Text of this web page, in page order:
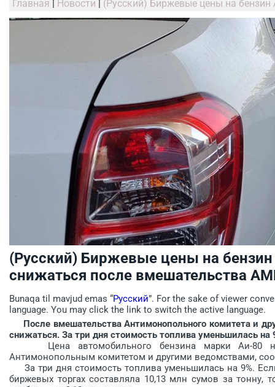
Главная | Новости | (Русский) Биржевые цены на
(Русский) Биржевые цены на
снижаться после вмешательства
Bunaqa til mavjud emas “Русский”. For the sake of viewer
language. You may click the link to switch the active language.
После вмешательства Антимонопольного комитета и
снижаться. За три дня стоимость топлива уменьшилась на
Цена автомобильного бензина марки Аи-80 на
Антимонопольным комитетом и другими ведомствами,
За три дня стоимость топлива уменьшилась на 9%.
биржевых торгах составляла 10,13 млн сумов за тонну,